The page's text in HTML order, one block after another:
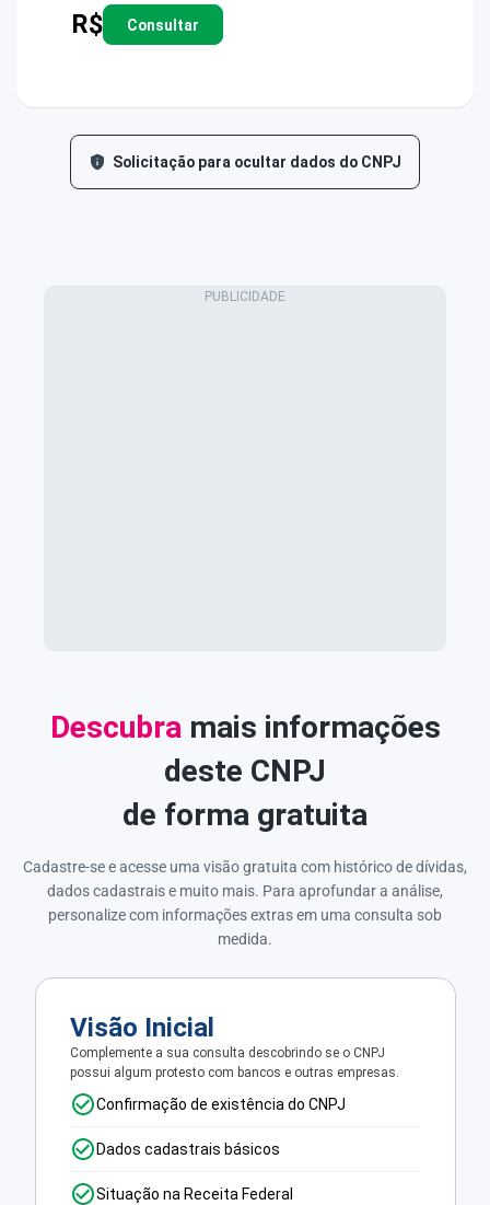
R$ Consultar
Solicitação para ocultar dados do CNPJ
Descubra mais informações
deste CNPJ
de forma gratuita
Cadastre-se e acesse uma visão gratuita com histórico de dívidas,
dados cadastrais e muito mais. Para aprofundar a análise,
personalize com informações extras em uma consulta sob
medida.
Visão Inicial
Complemente a sua consulta descobrindo se o CNPJ
possui algum protesto com bancos e outras empresas.
Confirmação de existência do CNPJ
Dados cadastrais básicos
Situação na Receita Federal